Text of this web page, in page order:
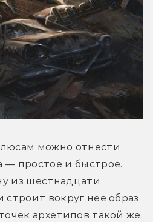
можно отнести
— простое и быстрое.
из шестнадцати
строит вокруг нее образ
архетипов такой же,